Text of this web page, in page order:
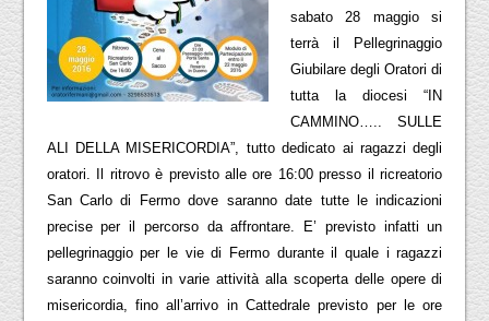
sabato 28 maggio si
terrà il Pellegrinaggio
Giubilare degli Oratori di
tutta la diocesi “IN
CAMMINO….. SULLE
ALI DELLA MISERICORDIA”, tutto dedicato ai ragazzi degli
oratori. Il ritrovo è previsto alle ore 16:00 presso il ricreatorio
San Carlo di Fermo dove saranno date tutte le indicazioni
precise per il percorso da affrontare. E’ previsto infatti un
pellegrinaggio per le vie di Fermo durante il quale i ragazzi
saranno coinvolti in varie attività alla scoperta delle opere di
misericordia, fino all’arrivo in Cattedrale previsto per le ore